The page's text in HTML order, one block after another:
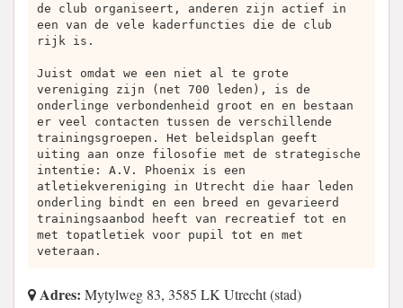
de club organiseert, anderen zijn actief in
een van de vele kaderfuncties die de club
rijk is.
Juist omdat we een niet al te grote
vereniging zijn (net 700 leden), is de
onderlinge verbondenheid groot en en bestaan
er veel contacten tussen de verschillende
trainingsgroepen. Het beleidsplan geeft
uiting aan onze filosofie met de strategische
intentie: A.V. Phoenix is een
atletiekvereniging in Utrecht die haar leden
onderling bindt en een breed en gevarieerd
trainingsaanbod heeft van recreatief tot en
met topatletiek voor pupil tot en met
veteraan.
Adres: Mytylweg 83, 3585 LK Utrecht (stad)